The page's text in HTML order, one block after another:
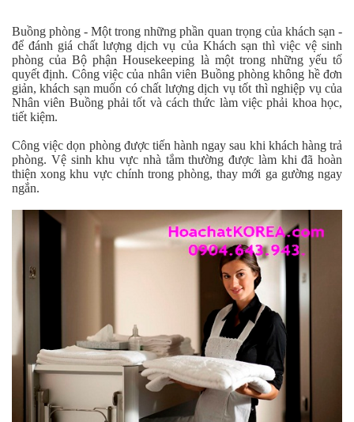
Buồng phòng - Một trong những phần quan trọng của khách sạn -
để đánh giá chất lượng dịch vụ của Khách sạn thì việc vệ sinh
phòng của Bộ phận Housekeeping là một trong những yếu tố
quyết định. Công việc của nhân viên Buồng phòng không hề đơn
giản, khách sạn muốn có chất lượng dịch vụ tốt thì nghiệp vụ của
Nhân viên Buồng phải tốt và cách thức làm việc phải khoa học,
tiết kiệm.
Công việc dọn phòng được tiến hành ngay sau khi khách hàng trả
phòng. Vệ sinh khu vực nhà tắm thường được làm khi đã hoàn
thiện xong khu vực chính trong phòng, thay mới ga gường ngay
ngắn.